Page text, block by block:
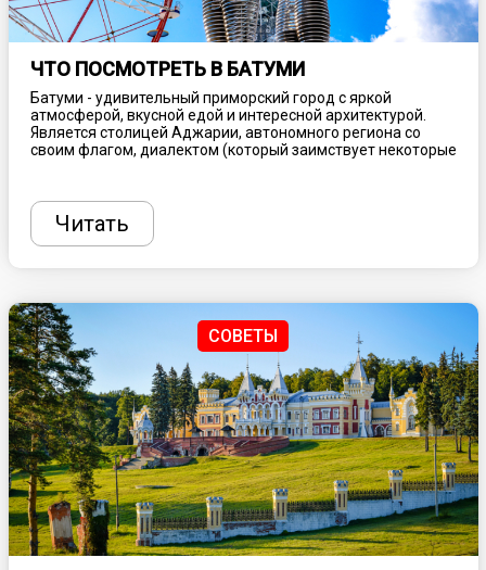
ЧТО ПОСМОТРЕТЬ В БАТУМИ
Батуми - удивительный приморский город с яркой
атмосферой, вкусной едой и интересной архитектурой.
Является столицей Аджарии, автономного региона со
своим флагом, диалектом (который заимствует некоторые
роскошные внутренние высокогорья и теплый влажный
климат отличают Аджарию от других частей Грузии. Это
одно из лучших мест для отпуска в стране, предлагающее
здесь посмотреть, куда сходить и чем заняться.
Читать
СОВЕТЫ